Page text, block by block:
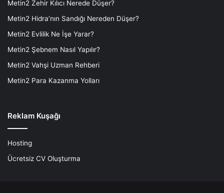
Metin2 Zehir Kılıcı Nerede Düşer?
Metin2 Hidra’nın Sandığı Nereden Düşer?
Metin2 Evlilik Ne İşe Yarar?
Metin2 Şebnem Nasıl Yapılır?
Metin2 Vahşi Uzman Rehberi
Metin2 Para Kazanma Yolları
Reklam Kuşağı
Hosting
Ücretsiz CV Oluşturma